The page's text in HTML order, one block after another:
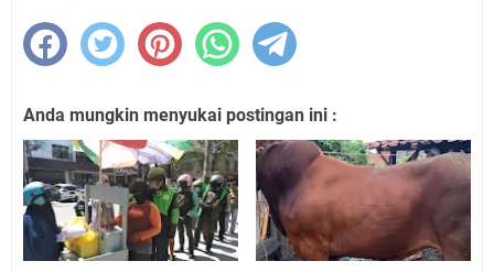
Anda mungkin menyukai postingan ini :